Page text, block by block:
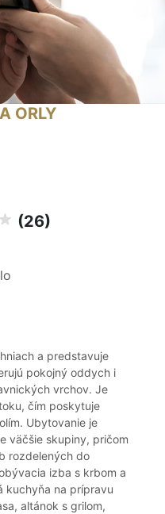
ORLY
(26)
a predstavuje
pokojný oddych i
vrchov. Je
čím poskytuje
Ubytovanie je
väčšie skupiny, pričom
rozdelených do
izba s krbom a
kuchyňa na prípravu
altánok s grilom,